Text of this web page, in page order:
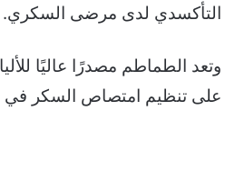
التأكسدي لدى مرضى السكري.
وتعد الطماطم مصدرًا عاليًا
على تنظيم امتصاص السكر في